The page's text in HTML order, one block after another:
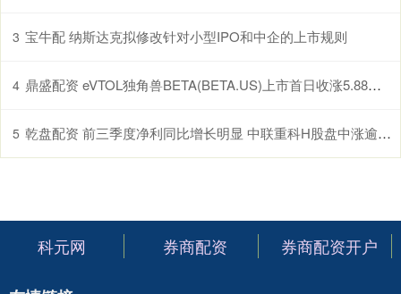
3 宝牛配 纳斯达克拟修改针对小型IPO和中企的上市规则
4 鼎盛配资 eVTOL独角兽BETA(BETA.US)上市首日收涨5.88% 市值超越Archer
5 乾盘配资 前三季度净利同比增长明显 中联重科H股盘中涨逾5%
科元网 券商配资 券商配资开户